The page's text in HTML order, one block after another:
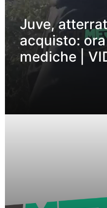
Juve,
acquisto:
mediche |